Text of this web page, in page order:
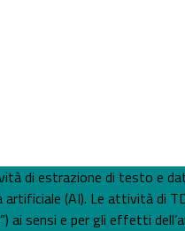
di estrazione di testo e
(AI). Le attività di
ai sensi e per gli effetti